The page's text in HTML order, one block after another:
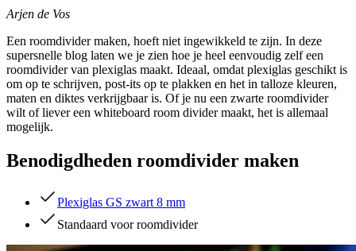
Arjen de Vos
Een roomdivider maken, hoeft niet ingewikkeld te zijn. In deze
supersnelle blog laten we je zien hoe je heel eenvoudig zelf een
roomdivider van plexiglas maakt. Ideaal, omdat plexiglas geschikt is
om op te schrijven, post-its op te plakken en het in talloze kleuren,
maten en diktes verkrijgbaar is. Of je nu een zwarte roomdivider
wilt of liever een whiteboard room divider maakt, het is allemaal
mogelijk.
Benodigdheden roomdivider maken
Plexiglas GS zwart 8 mm
Standaard voor roomdivider